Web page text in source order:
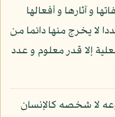
و آثارها و أفعالها
لا يخرج منها دائما من
إلا قدر معلوم و عدد
لا شخصه كالإنسان